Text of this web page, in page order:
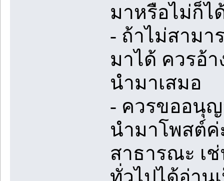
มาหรือไม่ก็ไ
- ถ้าไม่สามา
มาได้ ควรอ้
นำมาเสมอ
- ควรขออนุญ
นำมาโพสต์ค่
สาธารณะ เ
ทั่วไปได้อ่าน